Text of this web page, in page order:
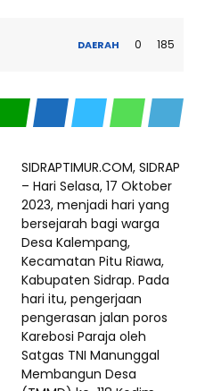
DAERAH 0 185
SIDRAPTIMUR.COM, SIDRAP
– Hari Selasa, 17 Oktober
2023, menjadi hari yang
bersejarah bagi warga
Desa Kalempang,
Kecamatan Pitu Riawa,
Kabupaten Sidrap. Pada
hari itu, pengerjaan
pengerasan jalan poros
Karebosi Paraja oleh
Satgas TNI Manunggal
Membangun Desa